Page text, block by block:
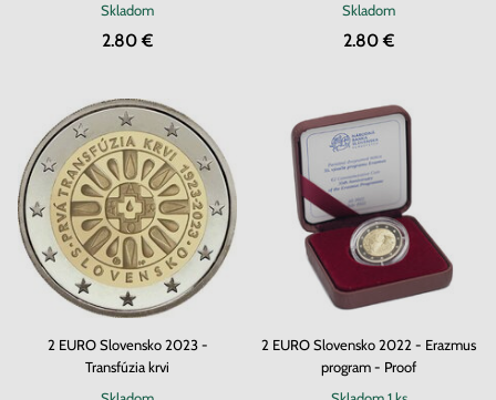
Skladom
2.80 €
Skladom
2.80 €
2 EURO Slovensko 2023 -
Transfúzia krvi
2 EURO Slovensko 2022 - Erazmus
program - Proof